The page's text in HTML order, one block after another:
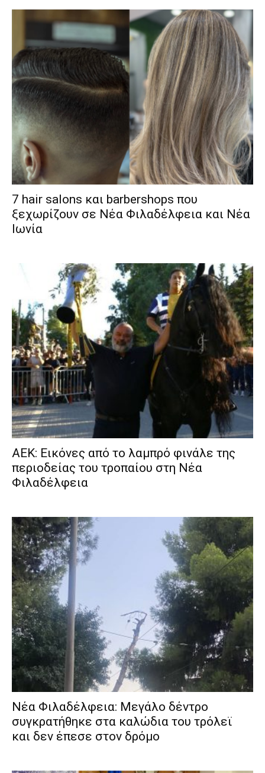
7 hair salons και barbershops που
ξεχωρίζουν σε Νέα Φιλαδέλφεια και Νέα
Ιωνία
ΑΕΚ: Εικόνες από το λαμπρό φινάλε της
περιοδείας του τροπαίου στη Νέα
Φιλαδέλφεια
Νέα Φιλαδέλφεια: Μεγάλο δέντρο
συγκρατήθηκε στα καλώδια του τρόλεϊ
και δεν έπεσε στον δρόμο